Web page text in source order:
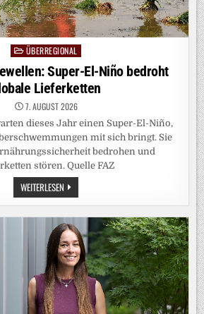
PostedÜBERREGIONAL
Super-El-Niño bedroht
Lieferketten
7. AUGUST 2026
dieses Jahr einen Super-El-Niño,
mit sich bringt. Sie
bedrohen und
stören. Quelle FAZ
WEITERLESEN DÜRRE
UND
HITZEWELLEN:
SUPER-
EL-
NIÑO
BEDROHT
GLOBALE
LIEFERKETTEN